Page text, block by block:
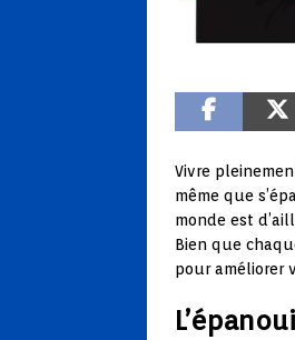
Vivre
même que
monde est
Bien que
pour améliorer